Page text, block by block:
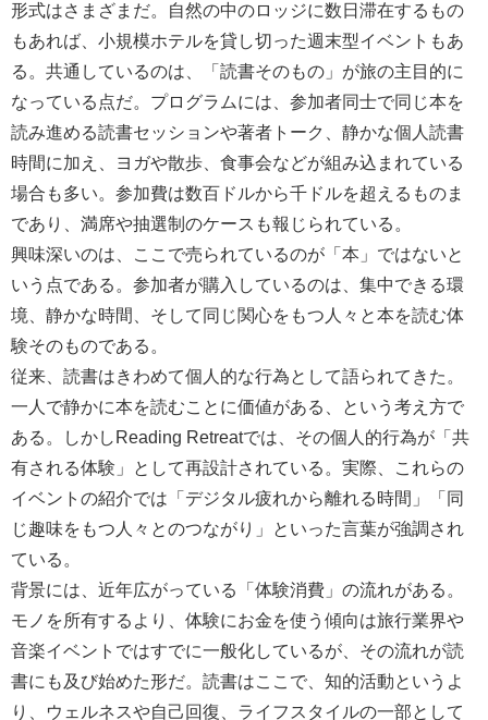
形式はさまざまだ。自然の中のロッジに数日滞在するもの
もあれば、小規模ホテルを貸し切った週末型イベントもあ
る。共通しているのは、「読書そのもの」が旅の主目的に
なっている点だ。プログラムには、参加者同士で同じ本を
読み進める読書セッションや著者トーク、静かな個人読書
時間に加え、ヨガや散歩、食事会などが組み込まれている
場合も多い。参加費は数百ドルから千ドルを超えるものま
であり、満席や抽選制のケースも報じられている。
興味深いのは、ここで売られているのが「本」ではないと
いう点である。参加者が購入しているのは、集中できる環
境、静かな時間、そして同じ関心をもつ人々と本を読む体
験そのものである。
従来、読書はきわめて個人的な行為として語られてきた。
一人で静かに本を読むことに価値がある、という考え方で
ある。しかしReading Retreatでは、その個人的行為が「共
有される体験」として再設計されている。実際、これらの
イベントの紹介では「デジタル疲れから離れる時間」「同
じ趣味をもつ人々とのつながり」といった言葉が強調され
ている。
背景には、近年広がっている「体験消費」の流れがある。
モノを所有するより、体験にお金を使う傾向は旅行業界や
音楽イベントではすでに一般化しているが、その流れが読
書にも及び始めた形だ。読書はここで、知的活動というよ
り、ウェルネスや自己回復、ライフスタイルの一部として